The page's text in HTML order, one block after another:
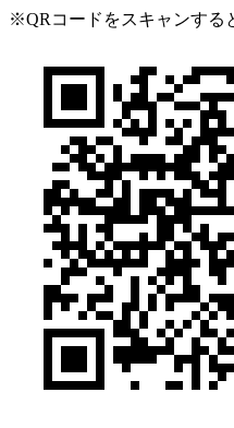
※QRコードをスキャンする